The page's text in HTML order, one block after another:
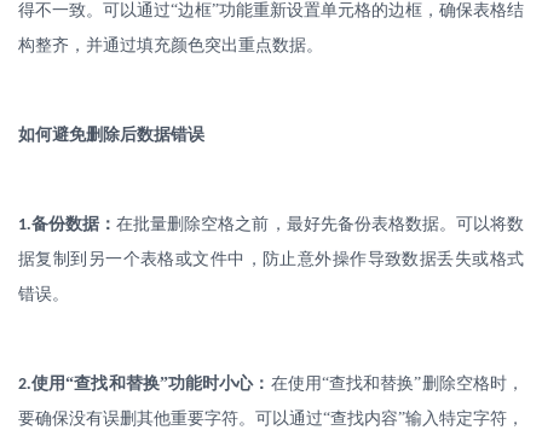
得不一致。可以通过“边框”功能重新设置单元格的边框，确保表格结
构整齐，并通过填充颜色突出重点数据。
如何避免删除后数据错误
1.备份数据：在批量删除空格之前，最好先备份表格数据。可以将数
据复制到另一个表格或文件中，防止意外操作导致数据丢失或格式
错误。
2.使用“查找和替换”功能时小心： 在使用“查找和替换”删除空格时，
要确保没有误删其他重要字符。可以通过“查找内容”输入特定字符，